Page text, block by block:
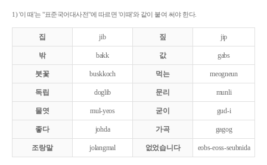
1) '이 때'는 "표준국어대사전"에 따르면 '이때'와 같이 붙여 써야 한다.
집 jib 짚 jip
밖 bakk 값 gabs
붓꽃 buskkoch 먹는 meogneun
독립 doglib 문리 munli
물엿 mul-yeos 굳이 gud-i
좋다 johda 가곡 gagog
조랑말 jolangmal 없었습니다 eobs-eoss-seubnida